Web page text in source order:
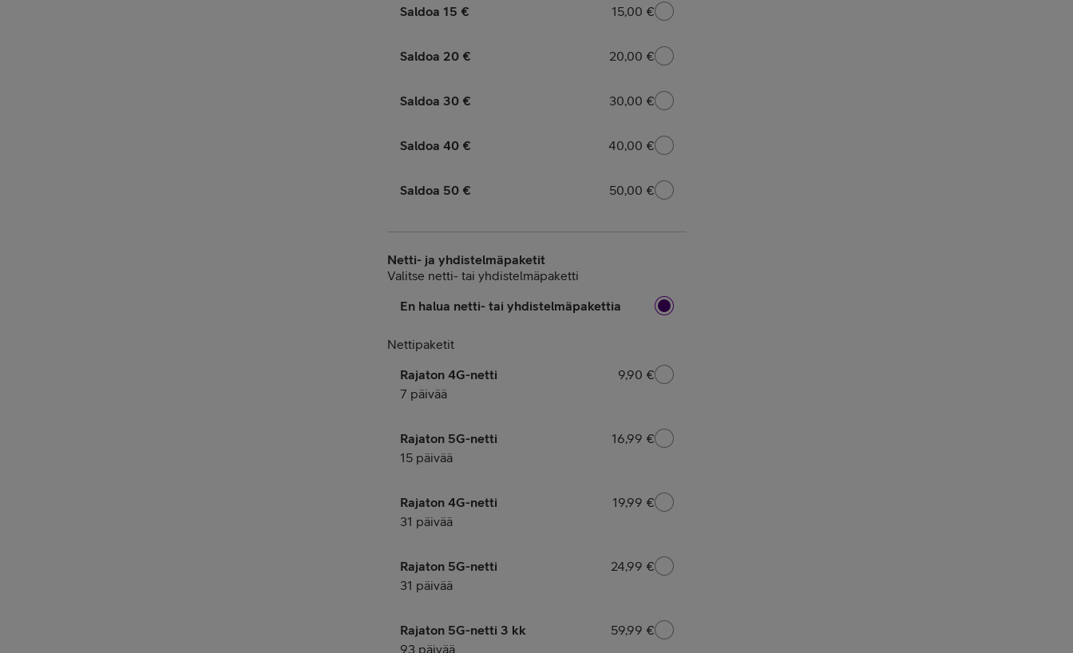
Saldoa 15 €
15,00 €
Saldoa 20 €
20,00 €
Saldoa 30 €
30,00 €
Saldoa 40 €
40,00 €
Saldoa 50 €
50,00 €
Netti- ja yhdistelmäpaketit
Valitse netti- tai yhdistelmäpaketti
En halua netti- tai yhdistelmäpakettia
Nettipaketit
Rajaton 4G-netti
9,90 €
9,90 €
7 päivää
Rajaton 5G-netti
16,99 €
16,99 €
15 päivää
Rajaton 4G-netti
19,99 €
19,99 €
31 päivää
Rajaton 5G-netti
24,99 €
24,99 €
31 päivää
Rajaton 5G-netti 3 kk
59,99 €
59,99 €
93 päivää